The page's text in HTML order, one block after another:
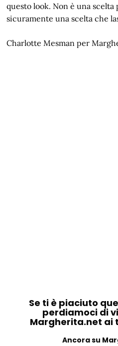
questo look. Non è una scelta
sicuramente una scelta che
Charlotte Mesman per
Se ti è piaciuto
perdiamoci di
Margherita.net
Ancora su